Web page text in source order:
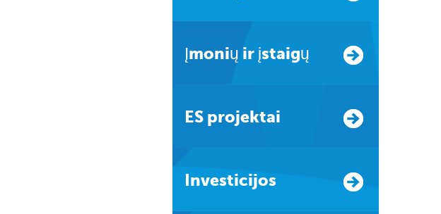
Įmonių ir įstaigų
ES projektai
Investicijos